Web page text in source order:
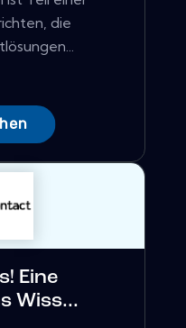
die
Eine
Wiss...